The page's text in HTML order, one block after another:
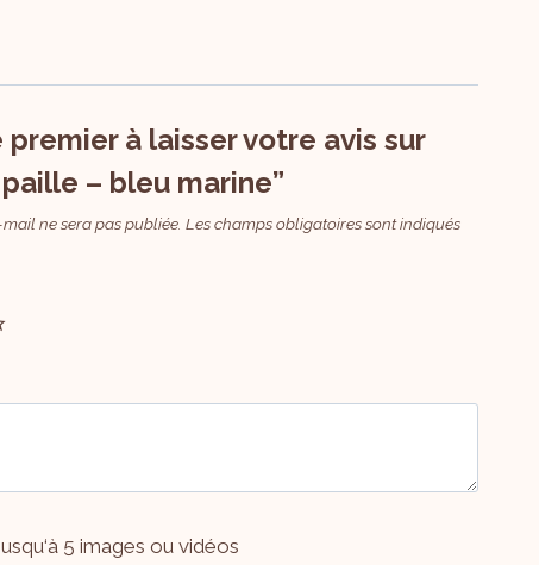
premier à laisser votre avis sur
– bleu marine”
ne sera pas publiée. Les champs obligatoires sont indiqués
5 images ou vidéos